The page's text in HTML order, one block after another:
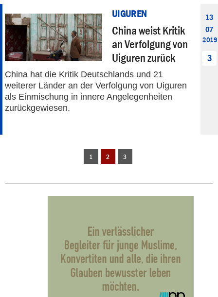
UIGUREN
China weist Kritik
an Verfolgung von
Uiguren zurück
China hat die Kritik Deutschlands und 21
weiterer Länder an der Verfolgung von Uiguren
als Einmischung in innere Angelegenheiten
zurückgewiesen.
13
07
2019
3
1 2 3